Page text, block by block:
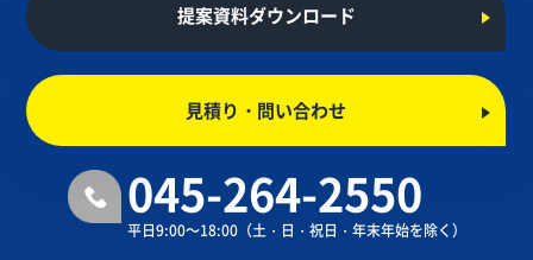
提案資料ダウンロード
見積り・問い合わせ
045-264-2550
平日9:00～18:00（土・日・祝日・年末年始を除く）